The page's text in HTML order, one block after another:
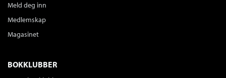
Meld deg inn
Medlemskap
Magasinet
BOKKLUBBER